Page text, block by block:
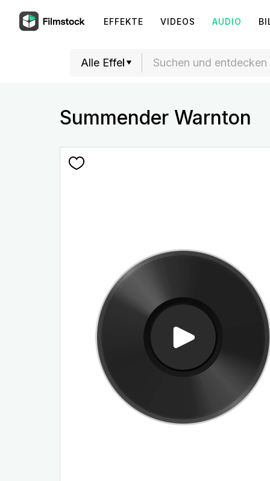
EFFEKTE VIDEOS AUDIO
Summender Warnton